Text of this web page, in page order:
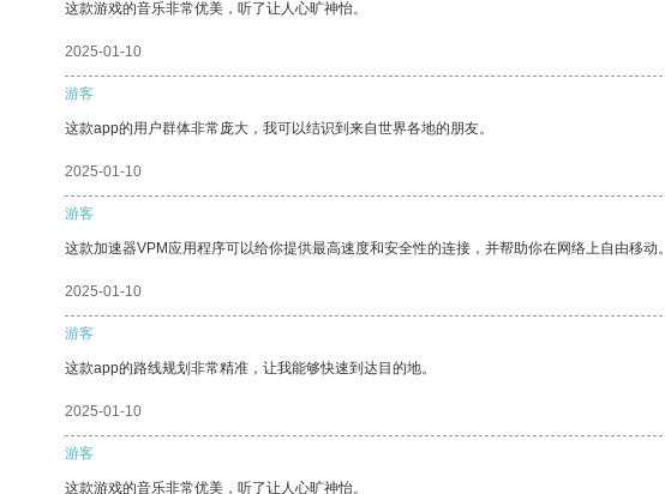
这款游戏的音乐非常优美，听了让人心旷神怡。
2025-01-10
游客
这款app的用户群体非常庞大，我可以结识到来自世界各地的朋友。
2025-01-10
游客
这款加速器VPM应用程序可以给你提供最高速度和安全性的连接，并帮助你在网络上自由移动。
2025-01-10
游客
这款app的路线规划非常精准，让我能够快速到达目的地。
2025-01-10
游客
这款游戏的音乐非常优美，听了让人心旷神怡。